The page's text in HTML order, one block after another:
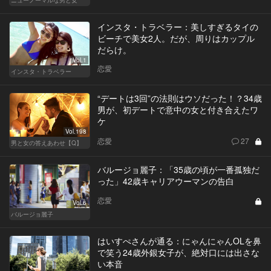
Vol.1
インスタ・トラベラー
インスタ・トラベラー：美しすぎるタイの
ビーチで美女2人。だが、周りはカップル
だらけ。
恋愛
Vol.198
男と女の答えあわせ【Q】
“デートは3回”の法則はウソだった！？34歳
男が、初デートで意中の女と付き合えたワ
ケ
恋愛 27
Vol.6
バルージョ麗子
バルージョ麗子：「35歳の頃が一番孤独だ
った」42歳キャリアウーマンの告白
恋愛
はいすぺさんが通る：にゃんにゃんOLを鼻
で笑う24歳外銀女子が、絶対口には出さな
い本音